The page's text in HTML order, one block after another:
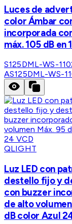
Luces de
color Ámbar
incorporada
máx. 105 dB en
S125DML-WS-
AS125DML-WS-
QLIGHT
Luz LED con
destello fijo y
con buzzer
de alto
dB color Azul